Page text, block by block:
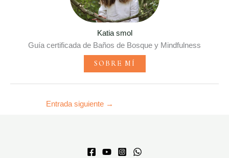
Katia smol
Guía certificada de Baños de Bosque y Mindfulness
SOBRE MÍ
Entrada siguiente →